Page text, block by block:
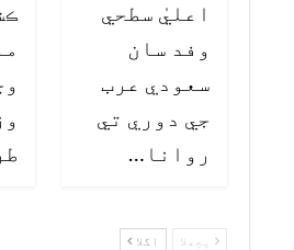
اعليٰ سطحي
وفد سان
سعودي عرب
جي دوري تي
روانا…
پچھلا اگلا